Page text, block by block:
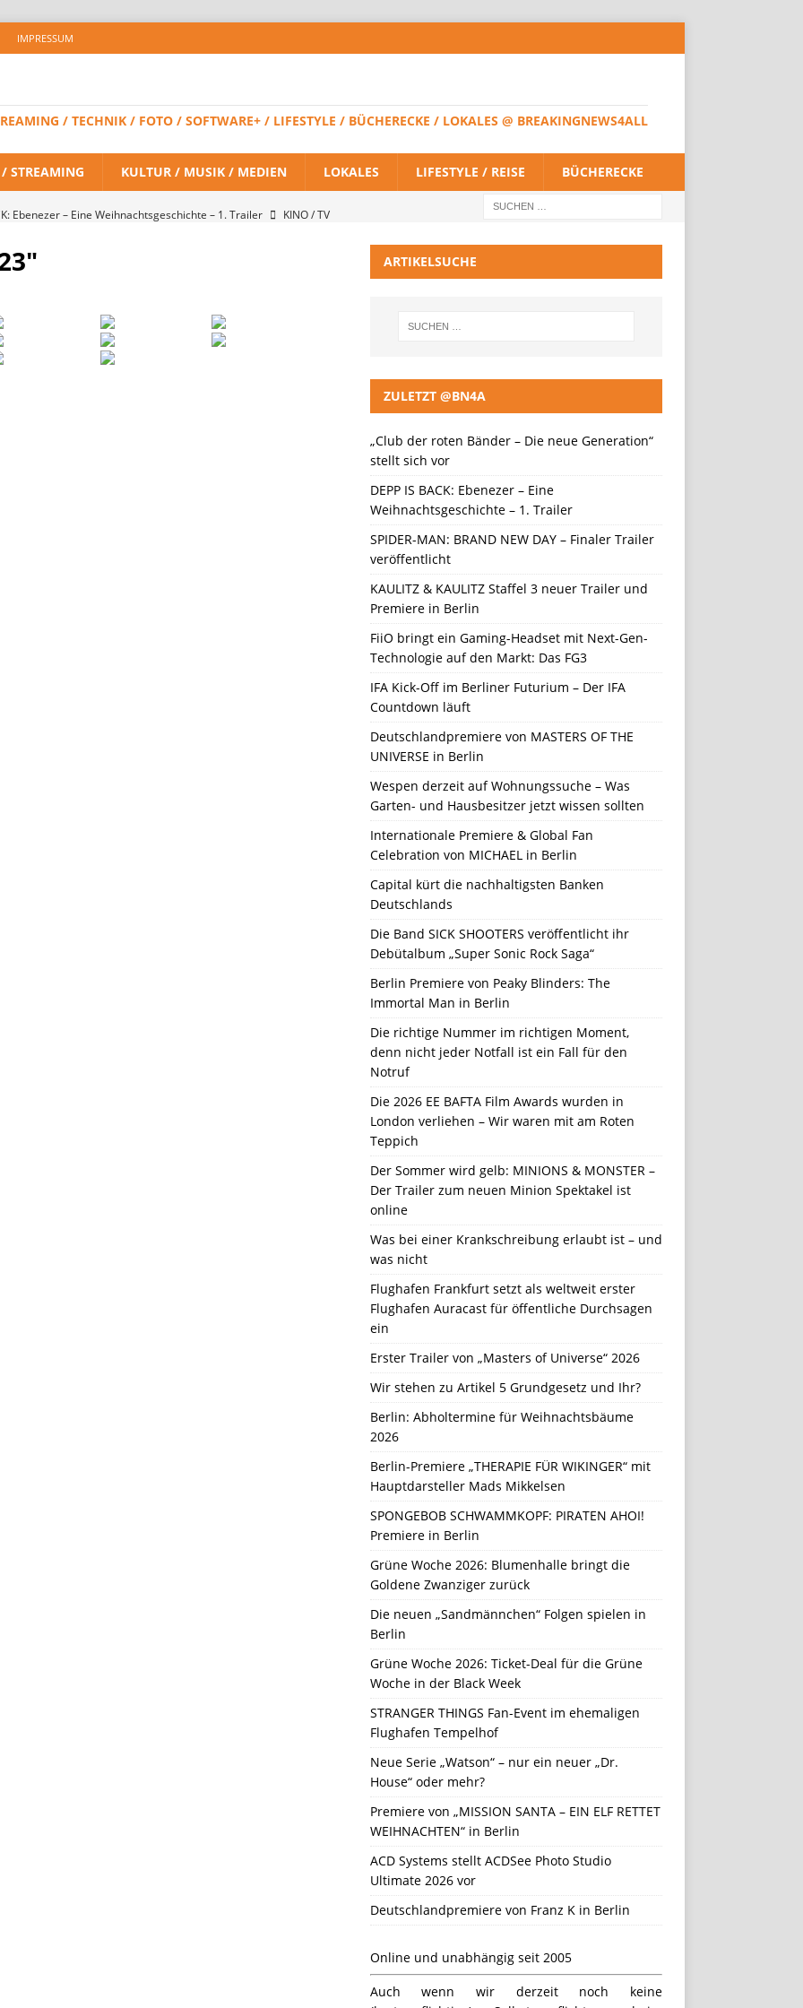
IMPRESSUM
/ TECHNIK / FOTO / SOFTWARE+ / LIFESTYLE / BÜCHERECKE / LOKALES @ BREAKINGNEWS4ALL
STREAMING KULTUR / MUSIK / MEDIEN LOKALES LIFESTYLE / REISE BÜCHERECKE
BRAND NEW DAY – Finaler Trailer veröffentlicht
Staffel 3 neuer Trailer und Premiere in Berlin
ARTIKELSUCHE
ZULETZT @BN4A
„Club der roten Bänder – Die neue Generation“
stellt sich vor
DEPP IS BACK: Ebenezer – Eine
Weihnachtsgeschichte – 1. Trailer
SPIDER-MAN: BRAND NEW DAY – Finaler Trailer
veröffentlicht
KAULITZ & KAULITZ Staffel 3 neuer Trailer und
Premiere in Berlin
FiiO bringt ein Gaming-Headset mit Next-Gen-
Technologie auf den Markt: Das FG3
IFA Kick-Off im Berliner Futurium – Der IFA
Countdown läuft
Deutschlandpremiere von MASTERS OF THE
UNIVERSE in Berlin
Wespen derzeit auf Wohnungssuche – Was
Garten- und Hausbesitzer jetzt wissen sollten
Internationale Premiere & Global Fan
Celebration von MICHAEL in Berlin
Capital kürt die nachhaltigsten Banken
Deutschlands
Die Band SICK SHOOTERS veröffentlicht ihr
Debütalbum „Super Sonic Rock Saga“
Berlin Premiere von Peaky Blinders: The
Immortal Man in Berlin
Die richtige Nummer im richtigen Moment,
denn nicht jeder Notfall ist ein Fall für den
Notruf
Die 2026 EE BAFTA Film Awards wurden in
London verliehen – Wir waren mit am Roten
Teppich
Der Sommer wird gelb: MINIONS & MONSTER –
Der Trailer zum neuen Minion Spektakel ist
online
Was bei einer Krankschreibung erlaubt ist – und
was nicht
Flughafen Frankfurt setzt als weltweit erster
Flughafen Auracast für öffentliche Durchsagen
ein
Erster Trailer von „Masters of Universe“ 2026
Wir stehen zu Artikel 5 Grundgesetz und Ihr?
Berlin: Abholtermine für Weihnachtsbäume
2026
Berlin-Premiere „THERAPIE FÜR WIKINGER“ mit
Hauptdarsteller Mads Mikkelsen
SPONGEBOB SCHWAMMKOPF: PIRATEN AHOI!
Premiere in Berlin
Grüne Woche 2026: Blumenhalle bringt die
Goldene Zwanziger zurück
Die neuen „Sandmännchen“ Folgen spielen in
Berlin
Grüne Woche 2026: Ticket-Deal für die Grüne
Woche in der Black Week
STRANGER THINGS Fan-Event im ehemaligen
Flughafen Tempelhof
Neue Serie „Watson“ – nur ein neuer „Dr.
House“ oder mehr?
Premiere von „MISSION SANTA – EIN ELF RETTET
WEIHNACHTEN“ in Berlin
ACD Systems stellt ACDSee Photo Studio
Ultimate 2026 vor
Deutschlandpremiere von Franz K in Berlin
Online und unabhängig seit 2005
Auch wenn wir derzeit noch keine